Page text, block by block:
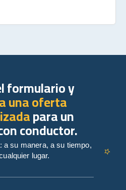
formulario y
una oferta
para un
conductor.
a su manera, a su tiempo,
lugar.